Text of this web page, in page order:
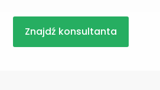
Znajdź konsultanta